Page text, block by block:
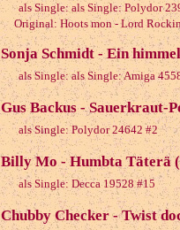
als Single: als Single: Polydor
Original: Hoots mon - Lord
Sonja Schmidt - Ein
als Single: als Single: Amiga
Gus Backus - Sauerkraut-
als Single: Polydor 24642 #2
Billy Mo - Humbta Täterä
als Single: Decca 19528 #15
Chubby Checker - Twist